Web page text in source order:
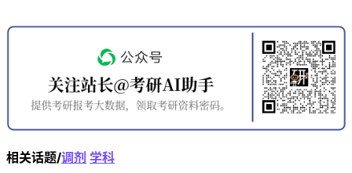
相关话题/调剂 学科